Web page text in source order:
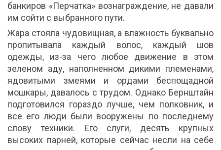
банкиров «Перчатка» вознаграждение, не давали
им сойти с выбранного пути.
Жара стояла чудовищная, а влажность буквально
пропитывала каждый волос, каждый шов
одежды, из-за чего любое движение в этом
зеленом аду, наполненном дикими племенами,
ядовитыми змеями и ордами беспощадной
мошкары, давалось с трудом. Однако Бернштайн
подготовился гораздо лучше, чем полковник, и
все его люди были вооружены по последнему
слову техники. Его слуги, десять крупных
высоких парней, которые сейчас несли на себе